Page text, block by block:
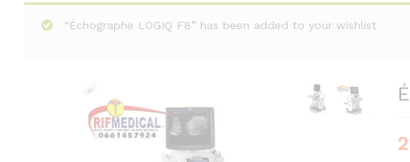
“Échographe LOGIQ F8” has been added to your wishlist